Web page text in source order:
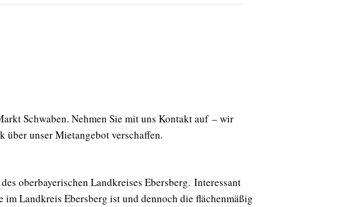
Schwaben. Nehmen Sie mit uns Kontakt auf – wir
über unser Mietangebot verschaffen.
oberbayerischen Landkreises Ebersberg. Interessant
Landkreis Ebersberg ist und dennoch die flächenmäßig